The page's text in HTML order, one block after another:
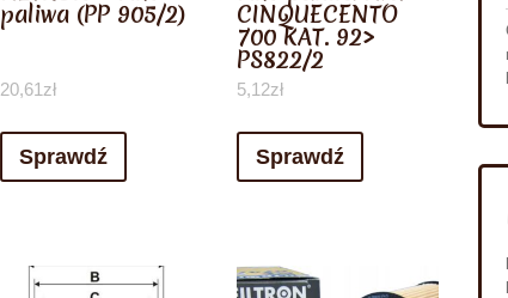
paliwa (PP 905/2)
20,61 zł
Sprawdź
CINQUECENTO
700 KAT. 92>
PS822/2
5,12zł
Sprawdź